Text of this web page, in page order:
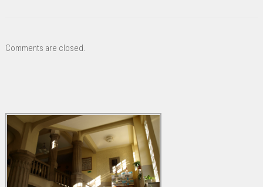
Comments are closed.